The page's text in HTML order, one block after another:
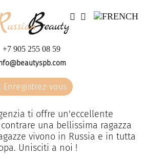
+7 905 255 08 59
Enregistrez-vous
ti offre un'eccellente
una bellissima ragazza
vivono in Russia e in tutta
Unisciti a noi !